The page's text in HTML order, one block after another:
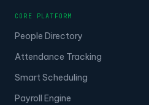
CORE PLATFORM
People Directory
Attendance Tracking
Smart Scheduling
Payroll Engine